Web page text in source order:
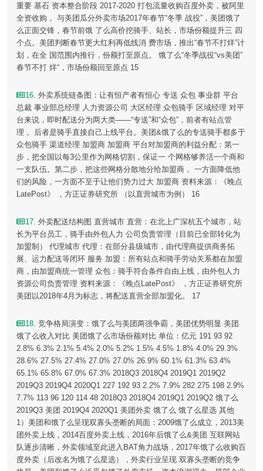
重要 基石 资本整合阶段 2017-2020 打包流量收购百度外卖，被阿里
全资收购， 与美团瓜分外卖市场2017年春节“冬季 战役”，美团饿了
么正面交锋，春节前饿 了么高价挖骑手、站长，市场份额提升三 四
个点。美团判断春节更大红利再低线消 费市场，推出“春节不打烊”计
划，在全 国范围内推行，份额打至原点。 饿了么“冬季战役“vs美团”
春节不打 烊“，市场份额回至原点 15
16. 外卖系统链条图：让有恒产者有恒心 专送 众包 事业群 平台
总裁 事业部总经理 人力资源公司 大区经理 众包骑手 区域经理 对平
台来说，即时配送分为两大类——“专送”和“众包”，前者有站点管
理， 后者是骑手直接自己上线平台。美团&饿了么的专送骑手都多于
众包骑手 渠道经理 加盟商 加盟商 平台对加盟商的利益分配：第一
步，把全国以每3公里作为网格切割，保证一 个网格够养活一个商和
一支队伍。第二步，把这些网格分散地分给加盟商， 一方面降低他
们的风险，一方面不至于让他们势力过大 加盟商 资料来源：《晚点
LatePost》 ，方正证券研究所 （以直营城市为例） 16
17. 外卖配送结构图 直营城市 直营：在北上广深杭五个城市，站
长为平台员工，骑手由外包人力 公司负责管理（目前已全部转化为
加盟制） 代理城市 代理：在部分县级城市，由代理商提供商务拓
展、运力配送等闭环 服务 加盟：所有站点和骑手劳动关系都在加盟
商，由加盟商统一管理 众包：骑手符合条件自由上线，由外包人力
资源公司负责管理 资料来源：《晚点LatePost》 ，方正证券研究所
美团以2018年4月为标志，将配送直营全部加盟化。 17
18. 竞争格局演变：饿了么与美团两强争霸，美团优势明显 美团
饿了么收入对比 美团饿了么市场份额对比 单位：亿元 191 93 92
2.8% 6.3% 2.1% 5.4% 2.0% 5.2% 1.5% 4.5% 1.8% 4.0% 29.3%
28.6% 27.5% 27.4% 27.0% 27.0% 26.9% 60.1% 61.3% 63.4%
65.1% 65.8% 67.0% 67.3% 2018Q3 2018Q4 2019Q1 2019Q2
2019Q3 2019Q4 2020Q1 227 192 93 2.2% 7.9% 282 275 198 2.9%
7.7% 113 96 120 114 48 2018Q3 2018Q4 2019Q1 2019Q2 饿了么
2019Q3 美团 2019Q4 2020Q1 美团外卖 饿了么 饿了么星选 其他
1）美团和饿了么呈现双寡头垄断的局面：2009饿了么成立，2013美
团外卖上线，2014百度外卖上线，2016年后饿了么&美团 互联网站
队逐步清晰，外卖领域至此进入BAT角力战场，2017年饿了么收购百
度外卖（后改名为饿了么星选），外卖行业呈现 双寡头垄断的竞争